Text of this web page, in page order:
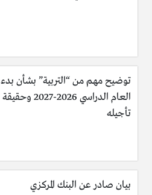
توضيح مهم من “التربية” بشأن بدء
العام الدراسي 2026-2027 وحقيقة
تأجيله
بيان صادر عن البنك المركزي